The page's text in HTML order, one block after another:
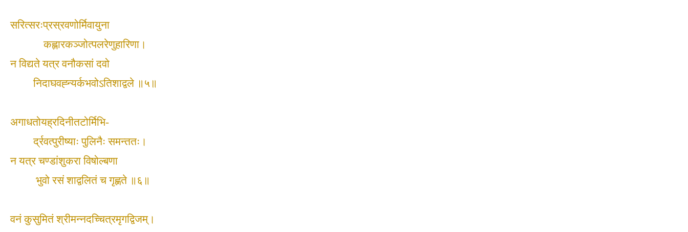
सरित्सरःप्रस्रवणोर्मिवायुना
कह्लारकञ्जोत्पलरेणुहारिणा।
न विद्यते यत्र वनौकसां दवो
निदाघवह्न्यर्कभवोऽतिशाद्वले ॥५॥
अगाधतोयह्रदिनीतटोर्मिभि-
र्द्रवत्पुरीष्याः पुलिनैः समन्ततः।
न यत्र चण्डांशुकरा विषोल्बणा
भुवो रसं शाद्वलितं च गृह्णते ॥६॥
वनं कुसुमितं श्रीमन्नदच्चित्रमृगद्विजम्।